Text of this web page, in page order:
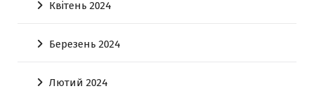
Квітень 2024
Березень 2024
Лютий 2024